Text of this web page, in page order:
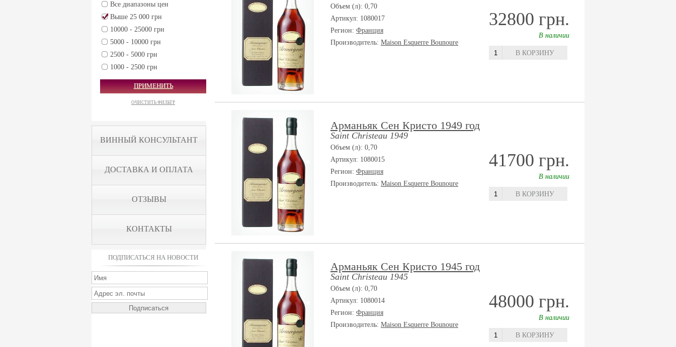
Все диапазоны цен
Выше 25 000 грн
10000 - 25000 грн
5000 - 10000 грн
2500 - 5000 грн
1000 - 2500 грн
500 - 1000 грн
250 - 500 грн
50 - 250 грн
ПРИМЕНИТЬ
ОЧИСТИТЬ ФИЛЬТР
ВИННЫЙ КОНСУЛЬТАНТ
ДОСТАВКА И ОПЛАТА
ОТЗЫВЫ
КОНТАКТЫ
ПОДПИСАТЬСЯ НА НОВОСТИ
Объем (л): 0,70
Артикул: 1080017
Регион: Франция
Производитель: Maison Esquerre Bounoure
32800 грн.
В наличии
В КОРЗИНУ
Арманьяк Сен Кристо 1949 год
Saint Christeau 1949
Объем (л): 0,70
Артикул: 1080015
Регион: Франция
Производитель: Maison Esquerre Bounoure
41700 грн.
В наличии
В КОРЗИНУ
Арманьяк Сен Кристо 1945 год
Saint Christeau 1945
Объем (л): 0,70
Артикул: 1080014
Регион: Франция
Производитель: Maison Esquerre Bounoure
48000 грн.
В наличии
В КОРЗИНУ